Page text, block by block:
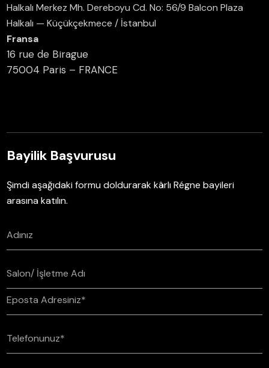
Halkalı Merkez Mh. Dereboyu Cd. No: 56/9 Balcon Plaza
Halkalı — Küçükçekmece / İstanbul
Fransa
16 rue de Birague
75004 Paris – FRANCE
Bayilik Başvurusu
Şimdi aşağıdaki formu doldurarak kârlı Régne bayileri
arasına katılın.